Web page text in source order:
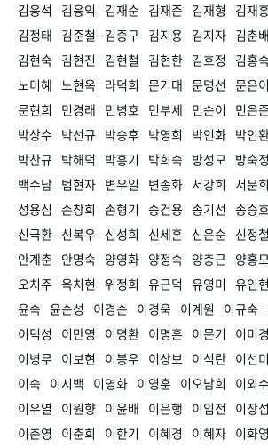
김응석
김응익 김재순 김재준 김재형 김재홍
김정태 김준철 김중구 김지용 김지자 김춘배
김현숙 김현진 김현철 김현한 김호정 김홍숙
노미혜 노현옥 라덕희 문기대 문명선 문은이
문현희
민경래 민병호 민부세 민순이 민은준
박상수 박선규 박승후 박영희 박인화 박인
박찬규 박해덕 박흥기 박희숙 방성모 방숙정
백수남 범현자 변우일 변종화 서강희 서문희
성용심 손창희 손형기 송건용 송기선 송승
신극환 신복우 신성희 신세훈 신은순 신정철
안계춘 안명숙 양영화 양정숙 양충근 양홍
오치주 옥치현 위정희 유근덕 유영미 유인현
윤숙 윤순성 이경순 이경욱 이계원 이규숙
이덕성
이만영 이명환 이명훈 이문기 이미경
이병무 이보현 이봉우 이상보 이석란 이선미
이숙 이시백 이영화 이영훈 이오남희 이외
이우열
이원향 이윤배 이은행 이임전 이장섭
이춘영
이춘희 이한기 이혜경 이혜자 이화영